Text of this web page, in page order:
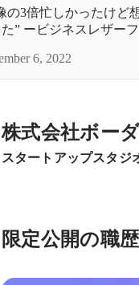
の3倍忙しかったけど
” ービジネスレザー
6, 2022
株式会社ボー
スタートアップスタジ
限定公開の職